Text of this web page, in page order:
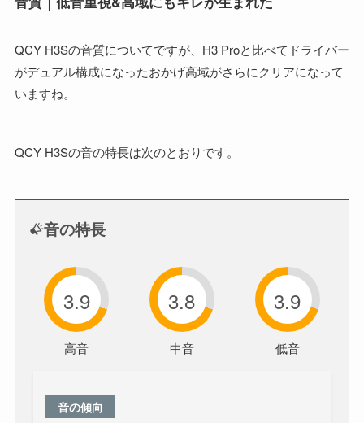
QCY H3Sの音質についてですが、H3 Proと比べてドライバー
がデュアル構成になったおかげ高域がさらにクリアになって
いますね。
QCY H3Sの音の特長は次のとおりです。
音の特長
3.9
高音
3.8
中音
3.9
低音
音の傾向